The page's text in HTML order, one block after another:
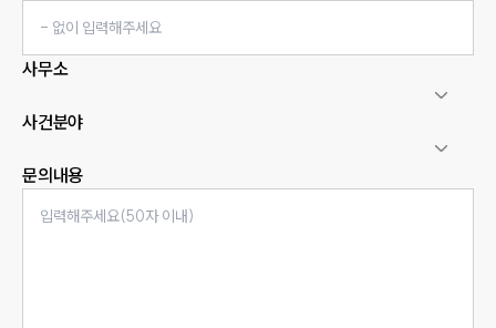
사무소
사건분야
문의내용